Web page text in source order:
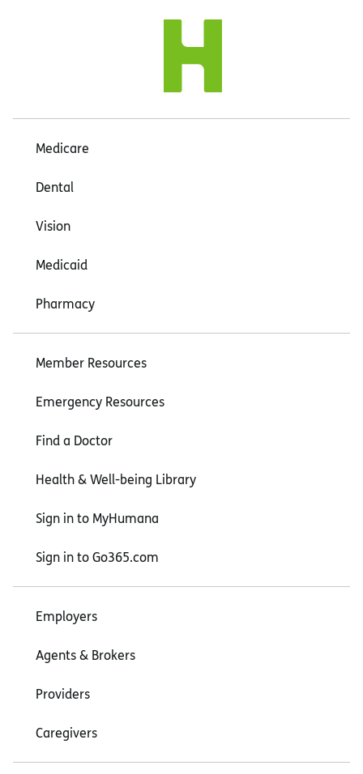
Medicare
Dental
Vision
Medicaid
Pharmacy
Member Resources
Emergency Resources
Find a Doctor
Health & Well-being Library
Sign in to MyHumana
Sign in to Go365.com
Employers
Agents & Brokers
Providers
Caregivers